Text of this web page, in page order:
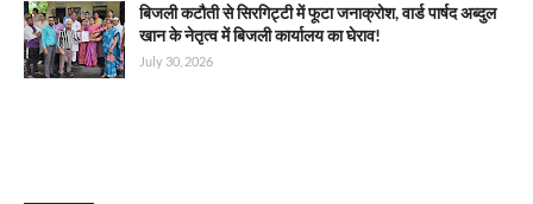
बिजली कटौती से सिरगिट्टी में फूटा जनाक्रोश, वार्ड पार्षद अब्दुल
खान के नेतृत्व में बिजली कार्यालय का घेराव!
July 30, 2026